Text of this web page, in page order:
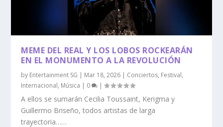
MEME DEL REAL Y LOS LOBOS ROCKEARÁN
EN EL MONUMENTO A LA REVOLUCIÓN
by Entertainment SG | Mar 18, 2026 | Conciertos, Festival,
Internacional, Música | 0 |
A ellos se sumarán Cecilia Toussaint, Kerigma y
Guillermo Briseño, todos artistas de larga
trayectoria……